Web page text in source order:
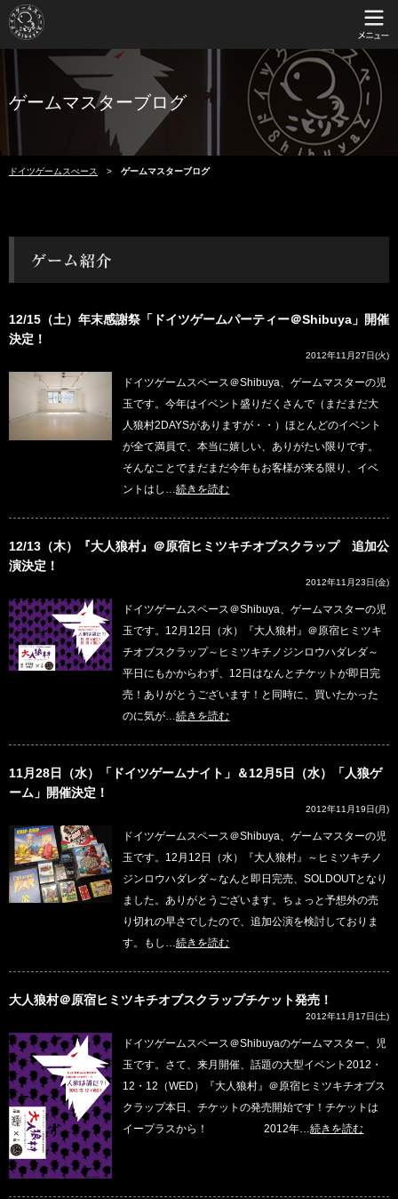
ゲームマスターブログ
ドイツゲームスぺース ゲームマスターブログ
12/15（土）年末感謝祭「ドイツゲームパーティー＠Shibuya」開催
決定！
2012年11月27日(火)
ドイツゲームスペース＠Shibuya、ゲームマスターの児
玉です。今年はイベント盛りだくさんで（まだまだ大
人狼村2DAYSがありますが・・）ほとんどのイベント
が全て満員で、本当に嬉しい、ありがたい限りです。
そんなことでまだまだ今年もお客様が来る限り、イベ
ントはし…続きを読む
12/13（木）『大人狼村』＠原宿ヒミツキチオブスクラップ 追加公
演決定！
2012年11月23日(金)
ドイツゲームスペース＠Shibuya、ゲームマスターの児
玉です。12月12日（水）『大人狼村』＠原宿ヒミツキ
チオブスクラップ～ヒミツキチノジンロウハダレダ～
平日にもかからわず、12日はなんとチケットが即日完
売！ありがとうございます！と同時に、買いたかった
のに気が…続きを読む
11月28日（水）「ドイツゲームナイト」＆12月5日（水）「人狼ゲ
ーム」開催決定！
2012年11月19日(月)
ドイツゲームスペース＠Shibuya、ゲームマスターの児
玉です。12月12日（水）『大人狼村』～ヒミツキチノ
ジンロウハダレダ～なんと即日完売、SOLDOUTとなり
ました。ありがとうございます。ちょっと予想外の売
り切れの早さでしたので、追加公演を検討しておりま
す。もし…続きを読む
大人狼村＠原宿ヒミツキチオブスクラップチケット発売！
2012年11月17日(土)
ドイツゲームスペース＠Shibuyaのゲームマスター、児
玉です。さて、来月開催、話題の大型イベント2012・
12・12（WED）『大人狼村』＠原宿ヒミツキチオブス
クラップ本日、チケットの発売開始です！チケットは
イープラスから！ 2012年…続きを読む